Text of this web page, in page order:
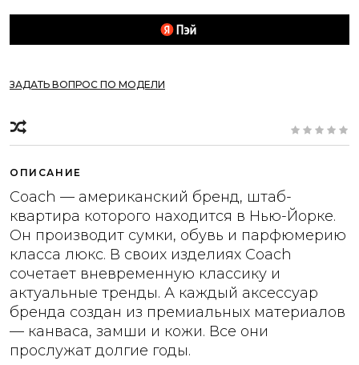
ЗАДАТЬ ВОПРОС ПО МОДЕЛИ
ОПИСАНИЕ
Coach — американский бренд, штаб-
квартира которого находится в Нью-Йорке.
Он производит сумки, обувь и парфюмерию
класса люкс. В своих изделиях Coach
сочетает вневременную классику и
актуальные тренды. А каждый аксессуар
бренда создан из премиальных материалов
— канваса, замши и кожи. Все они
прослужат долгие годы.